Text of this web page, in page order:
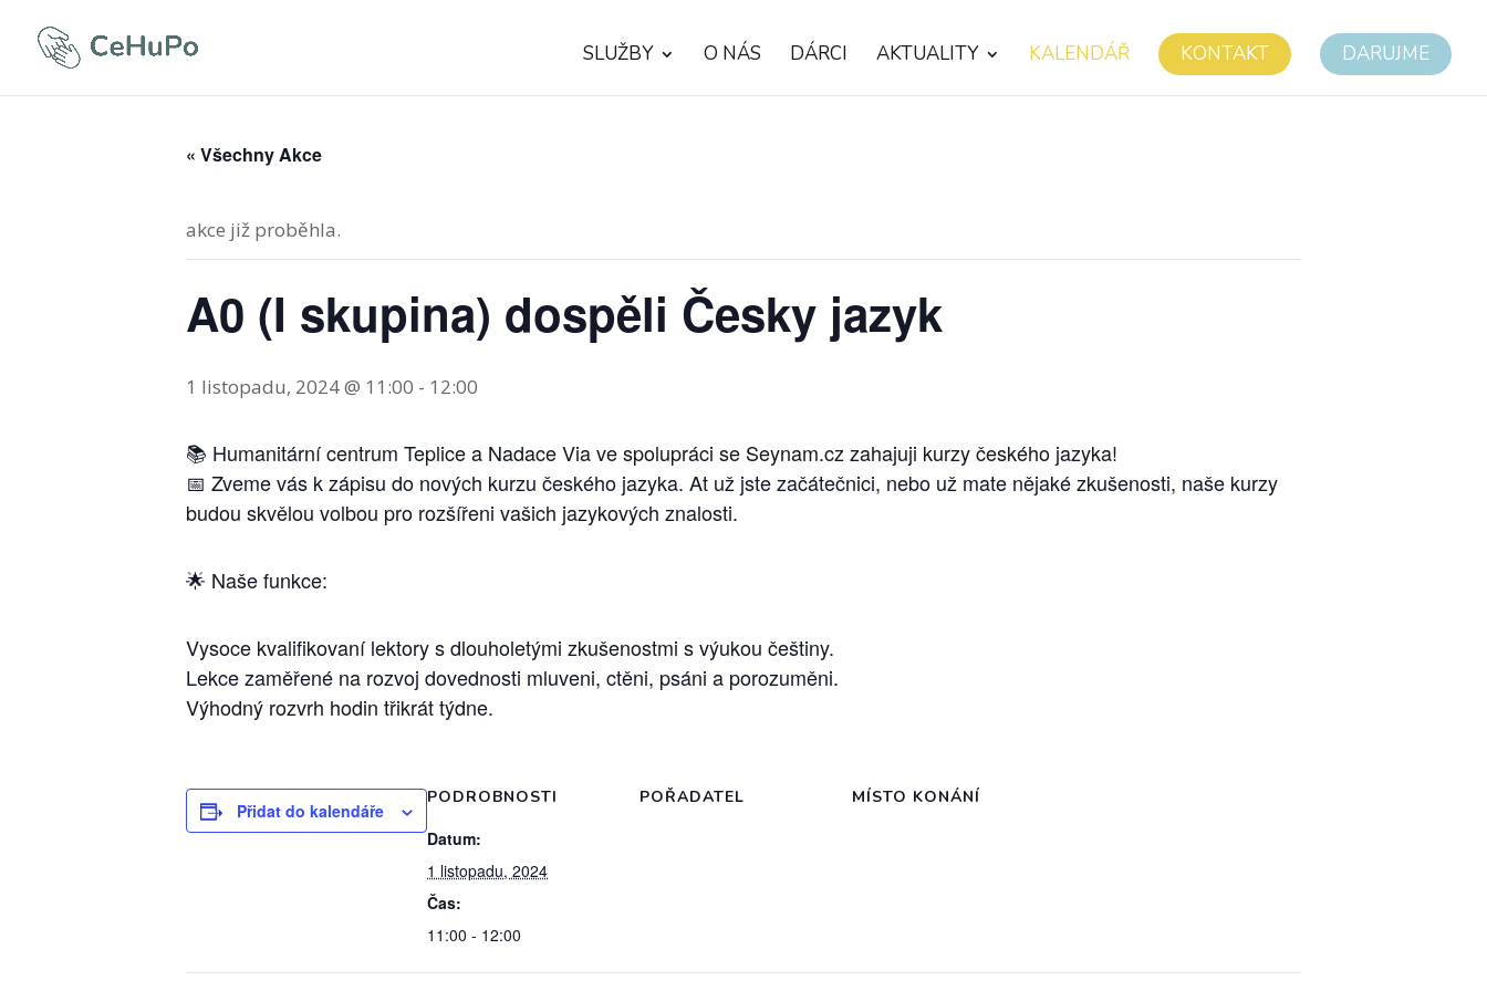
SLUŽBY O NÁS DÁRCI AKTUALITY KALENDÁŘ KONTAKT DARUJME
« Všechny Akce
akce již proběhla.
A0 (I skupina) dospěli Česky jazyk
1 listopadu, 2024 @ 11:00 - 12:00
📚 Humanitární centrum Teplice a Nadace Via ve spolupráci se Seynam.cz zahajuji kurzy českého jazyka!
📅 Zveme vás k zápisu do nových kurzu českého jazyka. At už jste začátečnici, nebo už mate nějaké zkušenosti, naše kurzy
budou skvělou volbou pro rozšířeni vašich jazykových znalosti.
🌟 Naše funkce:
Vysoce kvalifikovaní lektory s dlouholetými zkušenostmi s výukou češtiny.
Lekce zaměřené na rozvoj dovednosti mluveni, ctěni, psáni a porozuměni.
Výhodný rozvrh hodin třikrát týdne.
Přidat do kalendáře
PODROBNOSTI
Datum:
1 listopadu, 2024
Čas:
11:00 - 12:00
POŘADATEL MÍSTO KONÁNÍ